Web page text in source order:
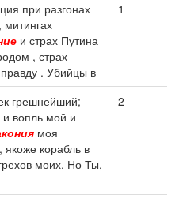
при разгонах
митингах
и страх Путина
, страх
. Убийцы в
1
грешнейший;
вопль мой и
моя
корабль в
моих. Но Ты,
2